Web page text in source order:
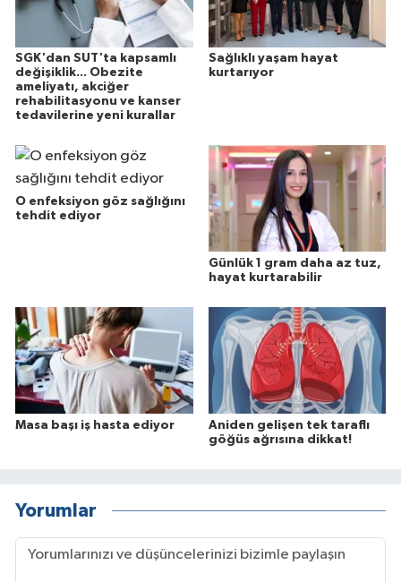
SGK'dan SUT'ta kapsamlı
değişiklik... Obezite
ameliyatı, akciğer
rehabilitasyonu ve kanser
tedavilerine yeni kurallar
Sağlıklı yaşam hayat
kurtarıyor
O enfeksiyon göz sağlığını
tehdit ediyor
Günlük 1 gram daha az tuz,
hayat kurtarabilir
Masa başı iş hasta ediyor
Aniden gelişen tek taraflı
göğüs ağrısına dikkat!
Yorumlar